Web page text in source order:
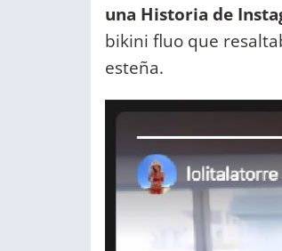
una Historia de
bikini fluo que
esteña.